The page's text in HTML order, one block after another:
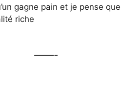
gagne pain et je pense que
riche
——-